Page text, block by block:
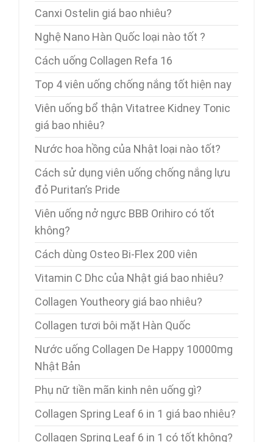
Canxi Ostelin giá bao nhiêu?
Nghệ Nano Hàn Quốc loại nào tốt ?
Cách uống Collagen Refa 16
Top 4 viên uống chống nắng tốt hiện nay
Viên uống bổ thận Vitatree Kidney Tonic
giá bao nhiêu?
Nước hoa hồng của Nhật loại nào tốt?
Cách sử dụng viên uống chống nắng lựu
đỏ Puritan’s Pride
Viên uống nở ngực BBB Orihiro có tốt
không?
Cách dùng Osteo Bi-Flex 200 viên
Vitamin C Dhc của Nhật giá bao nhiêu?
Collagen Youtheory giá bao nhiêu?
Collagen tươi bôi mặt Hàn Quốc
Nước uống Collagen De Happy 10000mg
Nhật Bản
Phụ nữ tiền mãn kinh nên uống gì?
Collagen Spring Leaf 6 in 1 giá bao nhiêu?
Collagen Spring Leaf 6 in 1 có tốt không?